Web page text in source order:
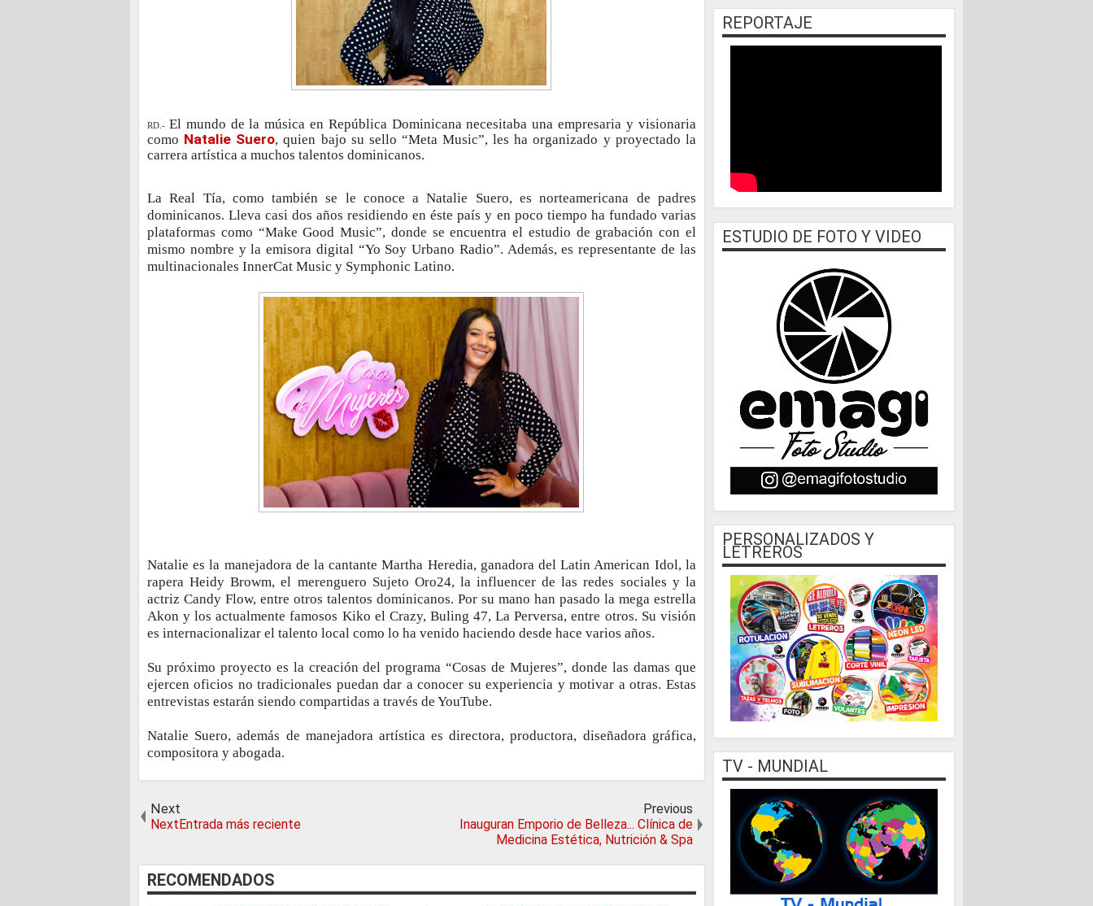
RD.- El mundo de la música en República Dominicana necesitaba una empresaria y visionaria
como Natalie Suero, quien bajo su sello “Meta Music”, les ha organizado y proyectado la
carrera artística a muchos talentos dominicanos.
La Real Tía, como también se le conoce a Natalie Suero, es norteamericana de padres
dominicanos. Lleva casi dos años residiendo en éste país y en poco tiempo ha fundado varias
plataformas como “Make Good Music”, donde se encuentra el estudio de grabación con el
mismo nombre y la emisora digital “Yo Soy Urbano Radio”. Además, es representante de las
multinacionales InnerCat Music y Symphonic Latino.
Natalie es la manejadora de la cantante Martha Heredia, ganadora del Latin American Idol, la
rapera Heidy Browm, el merenguero Sujeto Oro24, la influencer de las redes sociales y la
actriz Candy Flow, entre otros talentos dominicanos. Por su mano han pasado la mega estrella
Akon y los actualmente famosos Kiko el Crazy, Buling 47, La Perversa, entre otros. Su visión
es internacionalizar el talento local como lo ha venido haciendo desde hace varios años.
Su próximo proyecto es la creación del programa “Cosas de Mujeres”, donde las damas que
ejercen oficios no tradicionales puedan dar a conocer su experiencia y motivar a otras. Estas
entrevistas estarán siendo compartidas a través de YouTube.
Natalie Suero, además de manejadora artística es directora, productora, diseñadora gráfica,
compositora y abogada.
Next
NextEntrada más reciente
Previous
Inauguran Emporio de Belleza... Clínica de
Medicina Estética, Nutrición & Spa
RECOMENDADOS
REPORTAJE
ESTUDIO DE FOTO Y VIDEO
PERSONALIZADOS Y
LETREROS
TV - MUNDIAL